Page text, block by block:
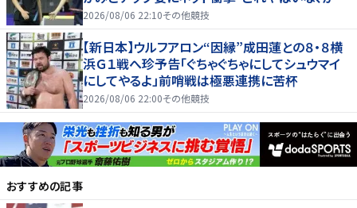
いすぎる」「顔ちっちゃ」
2026/08/06 22:10その他競技
【新日本】ウルフアロン“因縁”成田蓮との８・８横
浜Ｇ１戦へ珍予告「ぐちゃぐちゃにしてシュウマイ
にしてやるよ」前哨戦は極悪連携に苦杯
2026/08/06 22:00その他競技
おすすめの記事